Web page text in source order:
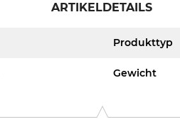
ARTIKELDETAILS
Produkttyp
Gewicht